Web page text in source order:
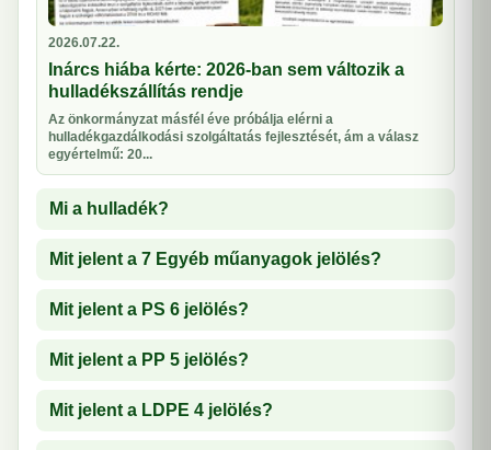
2026.07.22.
Inárcs hiába kérte: 2026-ban sem változik a
hulladékszállítás rendje
Az önkormányzat másfél éve próbálja elérni a
hulladékgazdálkodási szolgáltatás fejlesztését, ám a válasz
egyértelmű: 20...
Mi a hulladék?
Mit jelent a 7 Egyéb műanyagok jelölés?
Mit jelent a PS 6 jelölés?
Mit jelent a PP 5 jelölés?
Mit jelent a LDPE 4 jelölés?